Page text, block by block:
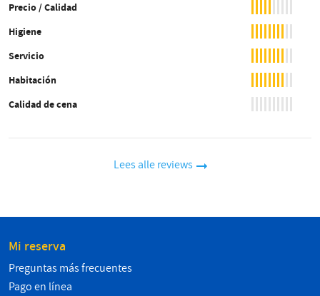
Precio / Calidad
Higiene
Servicio
Habitación
Calidad de cena
Lees alle reviews
Mi reserva
Preguntas más frecuentes
Pago en línea